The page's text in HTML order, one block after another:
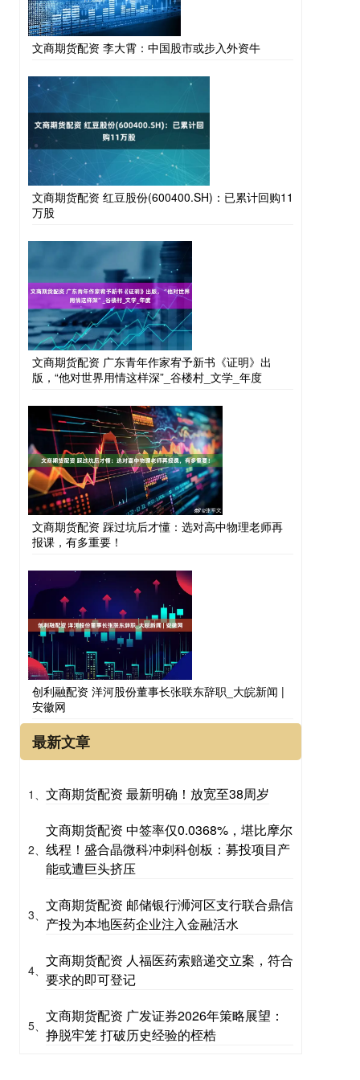
文商期货配资 李大霄：中国股市或步入外资牛
文商期货配资 红豆股份(600400.SH)：已累计回购11
万股
文商期货配资 广东青年作家宥予新书《证明》出
版，“他对世界用情这样深”_谷楼村_文学_年度
文商期货配资 踩过坑后才懂：选对高中物理老师再
报课，有多重要！
创利融配资 洋河股份董事长张联东辞职_大皖新闻 |
安徽网
最新文章
1、 文商期货配资 最新明确！放宽至38周岁
2、
文商期货配资 中签率仅0.0368%，堪比摩尔
线程！盛合晶微科冲刺科创板：募投项目产
能或遭巨头挤压
3、
文商期货配资 邮储银行浉河区支行联合鼎信
产投为本地医药企业注入金融活水
4、
文商期货配资 人福医药索赔递交立案，符合
要求的即可登记
5、
文商期货配资 广发证券2026年策略展望：
挣脱牢笼 打破历史经验的桎梏